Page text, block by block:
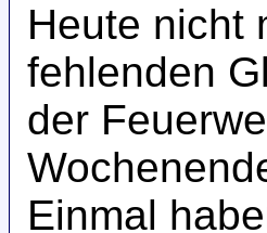
Heute nicht
fehlenden
der
Einmal